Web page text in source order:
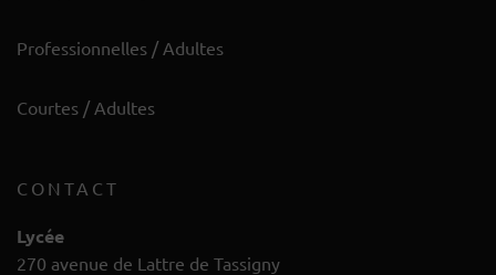
Professionnelles / Adultes
Courtes / Adultes
CONTACT
Lycée
270 avenue de Lattre de Tassigny